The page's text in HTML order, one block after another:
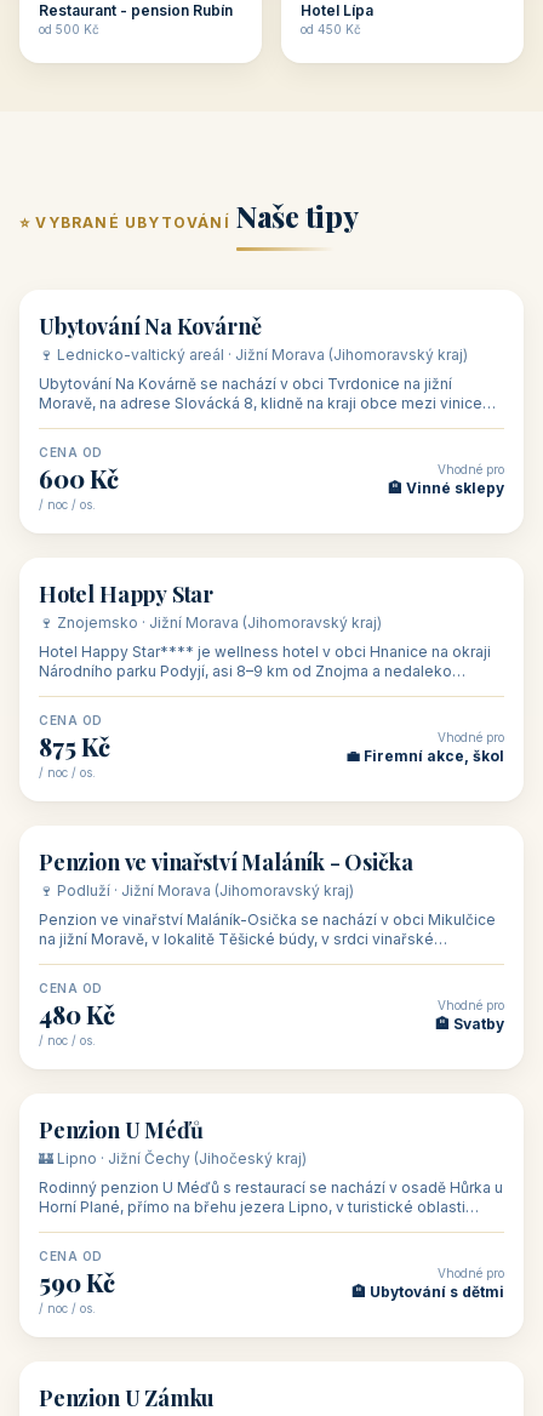
Restaurant - pension Rubín
od 500 Kč
Hotel Lípa
od 450 Kč
⭐ VYBRANÉ UBYTOVÁNÍ Naše tipy
🏡 penzion
Ubytování Na Kovárně
🍷 Lednicko-valtický areál · Jižní Morava (Jihomoravský kraj)
Ubytování Na Kovárně se nachází v obci Tvrdonice na jižní
Moravě, na adrese Slovácká 8, klidně na kraji obce mezi vinicemi,
CENA OD
600 Kč
/ noc / os.
Vhodné pro
🏨 Vinné sklepy
🏨 hotel
Hotel Happy Star
🍷 Znojemsko · Jižní Morava (Jihomoravský kraj)
Hotel Happy Star**** je wellness hotel v obci Hnanice na okraji
Národního parku Podyjí, asi 8–9 km od Znojma a nedaleko
CENA OD
875 Kč
/ noc / os.
Vhodné pro
💼 Firemní akce, škol
🏡 penzion
Penzion ve vinařství Maláník - Osička
🍷 Podluží · Jižní Morava (Jihomoravský kraj)
Penzion ve vinařství Maláník-Osička se nachází v obci Mikulčice
na jižní Moravě, v lokalitě Těšické búdy, v srdci vinařské
CENA OD
480 Kč
/ noc / os.
Vhodné pro
🏨 Svatby
🏡 penzion
Penzion U Méďů
🏰 Lipno · Jižní Čechy (Jihočeský kraj)
Rodinný penzion U Méďů s restaurací se nachází v osadě Hůrka u
Horní Plané, přímo na břehu jezera Lipno, v turistické oblasti
CENA OD
590 Kč
/ noc / os.
Vhodné pro
🏨 Ubytování s dětmi
🏡 penzion
Penzion U Zámku